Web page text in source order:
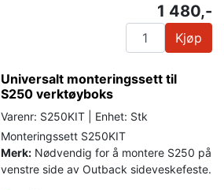
1 480,-
Kjøp
Universalt monteringssett til
S250 verktøyboks
Varenr: S250KIT | Enhet: Stk
Monteringssett S250KIT
Merk: Nødvendig for å montere S250 på
venstre side av Outback sideveskefeste.